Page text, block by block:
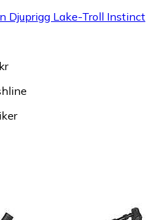
Djuprigg Lake-Troll Instinct